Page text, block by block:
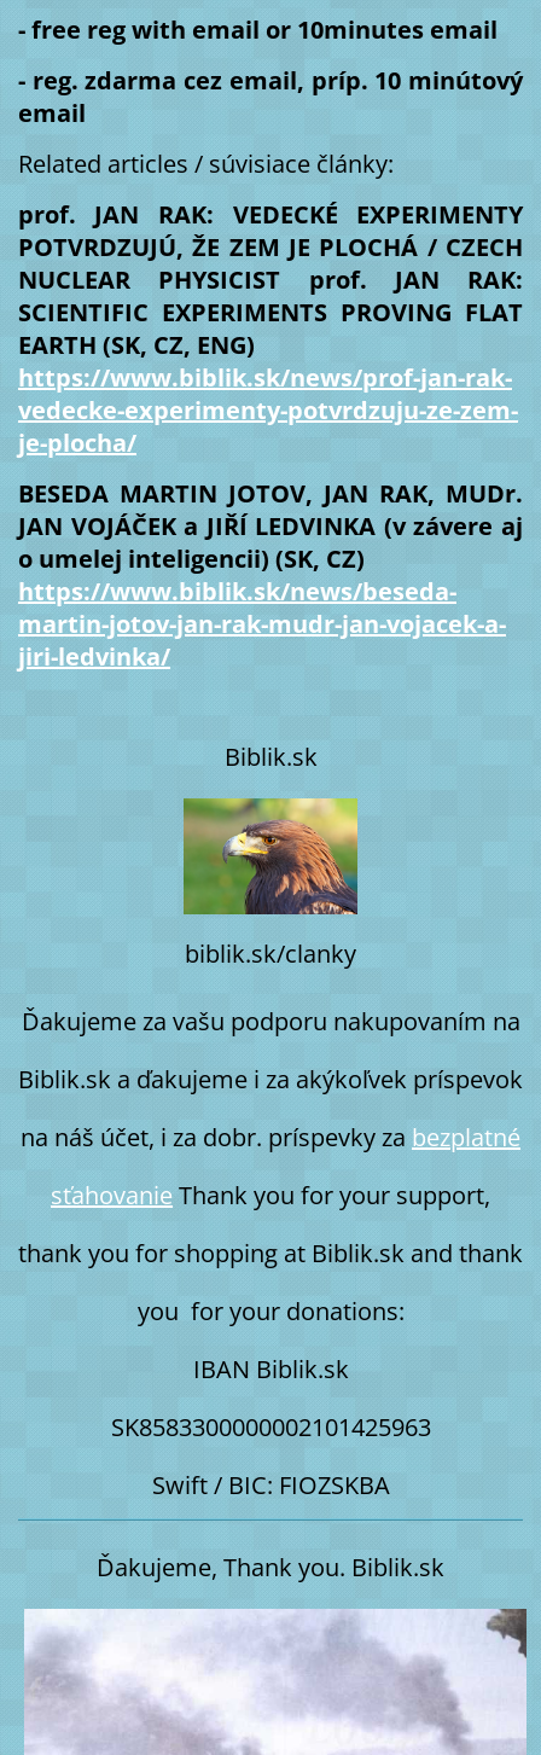
- free reg with email or 10minutes email
- reg. zdarma cez email, príp. 10 minútový
email
Related articles / súvisiace články:
prof. JAN RAK: VEDECKÉ EXPERIMENTY
POTVRDZUJÚ, ŽE ZEM JE PLOCHÁ / CZECH
NUCLEAR PHYSICIST prof. JAN RAK:
SCIENTIFIC EXPERIMENTS PROVING FLAT
EARTH (SK, CZ, ENG)
https://www.biblik.sk/news/prof-jan-rak-
vedecke-experimenty-potvrdzuju-ze-zem-
je-plocha/
BESEDA MARTIN JOTOV, JAN RAK, MUDr.
JAN VOJÁČEK a JIŘÍ LEDVINKA (v závere aj
o umelej inteligencii) (SK, CZ)
https://www.biblik.sk/news/beseda-
martin-jotov-jan-rak-mudr-jan-vojacek-a-
jiri-ledvinka/
Biblik.sk
biblik.sk/clanky
Ďakujeme za vašu podporu nakupovaním na
Biblik.sk a ďakujeme i za akýkoľvek príspevok
na náš účet, i za dobr. príspevky za bezplatné
sťahovanieThank you for your support,
thank you for shopping at Biblik.sk and thank
you for your donations:
IBAN Biblik.sk
SK8583300000002101425963
Swift / BIC: FIOZSKBA
Ďakujeme, Thank you. Biblik.sk